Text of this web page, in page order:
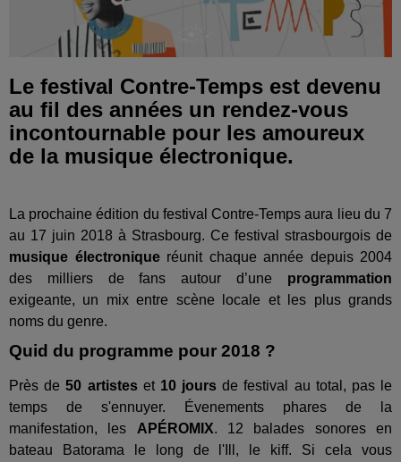
Le festival Contre-Temps est devenu
au fil des années un rendez-vous
incontournable pour les amoureux
de la musique électronique.
La prochaine édition du festival Contre-Temps aura lieu du 7
au 17 juin 2018 à Strasbourg. Ce festival strasbourgois de
musique électroniqueréunit chaque année depuis 2004
des milliers de fans autour d’une programmation
exigeante, un mix entre scène locale et les plus grands
noms du genre.
Quid du programme pour 2018 ?
Près de50 artistes et10 jours de festival au total, pas le
temps de s'ennuyer. Évenements phares de la
manifestation, les APÉROMIX. 12 balades sonores en
bateau Batorama le long de l'Ill, le kiff. Si cela vous